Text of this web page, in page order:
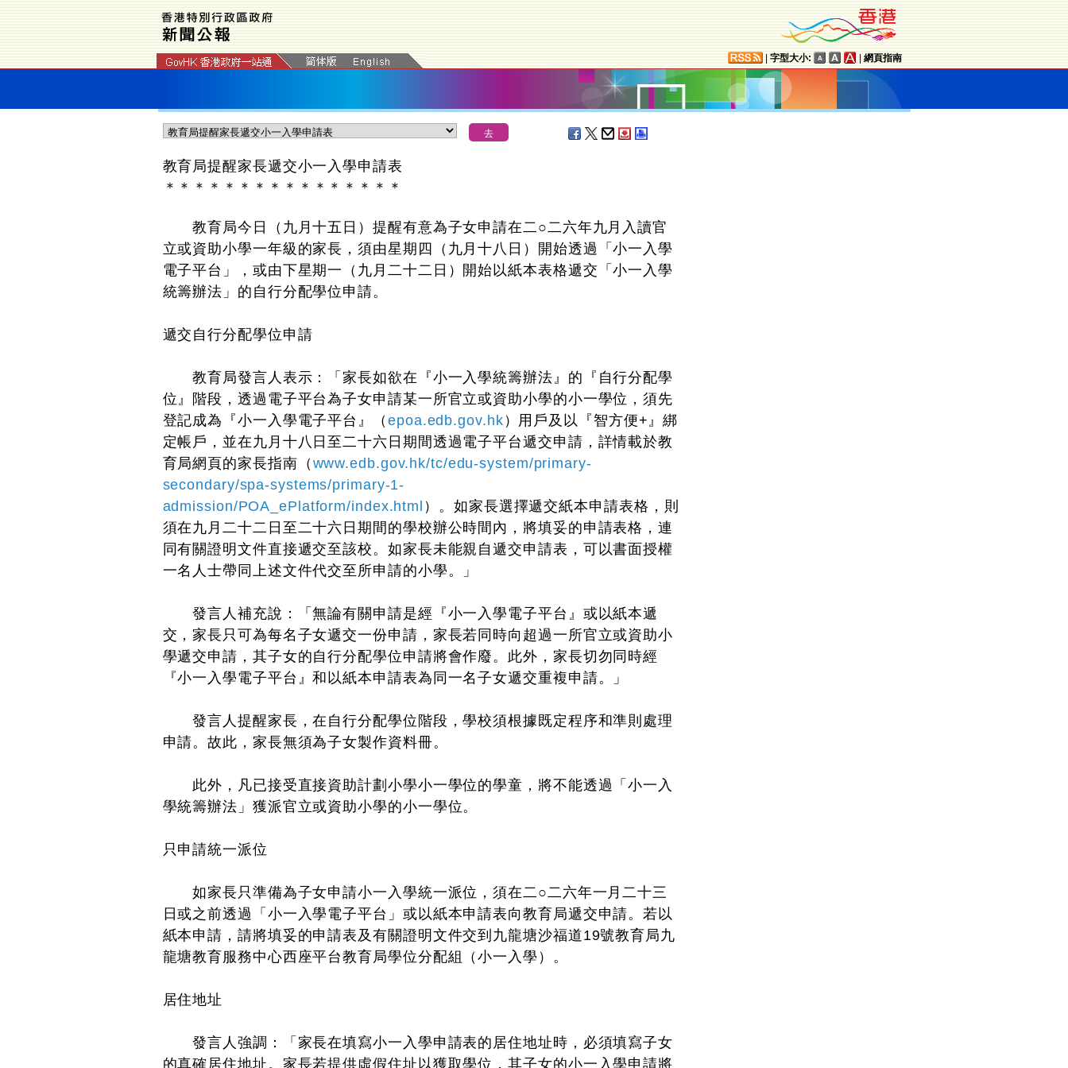
字型大小: 網頁指南
教育局提醒家長遞交小一入學申請表
＊ ＊ ＊ ＊ ＊ ＊ ＊ ＊ ＊ ＊ ＊ ＊ ＊ ＊ ＊ ＊
​教育局今日（九月十五日）提醒有意為子女申請在二○二六年九月入讀官
立或資助小學一年級的家長，須由星期四（九月十八日）開始透過「小一入學
電子平台」，或由下星期一（九月二十二日）開始以紙本表格遞交「小一入學
統籌辦法」的自行分配學位申請。
遞交自行分配學位申請
教育局發言人表示：「家長如欲在『小一入學統籌辦法』的『自行分配學
位』階段，透過電子平台為子女申請某一所官立或資助小學的小一學位，須先
登記成為『小一入學電子平台』（ epoa.edb.gov.hk ）用戶及以『智方便+』綁
定帳戶，並在九月十八日至二十六日期間透過電子平台遞交申請，詳情載於教
育局網頁的家長指南（ www.edb.gov.hk/tc/edu-system/primary-
secondary/spa-systems/primary-1-
admission/POA_ePlatform/index.html ）。如家長選擇遞交紙本申請表格，則
須在九月二十二日至二十六日期間的學校辦公時間內，將填妥的申請表格，連
同有關證明文件直接遞交至該校。如家長未能親自遞交申請表，可以書面授權
一名人士帶同上述文件代交至所申請的小學。」
發言人補充說：「無論有關申請是經『小一入學電子平台』或以紙本遞
交，家長只可為每名子女遞交一份申請，家長若同時向超過一所官立或資助小
學遞交申請，其子女的自行分配學位申請將會作廢。此外，家長切勿同時經
『小一入學電子平台』和以紙本申請表為同一名子女遞交重複申請。」
發言人提醒家長，在自行分配學位階段，學校須根據既定程序和準則處理
申請。故此，家長無須為子女製作資料冊。
此外，凡已接受直接資助計劃小學小一學位的學童，將不能透過「小一入
學統籌辦法」獲派官立或資助小學的小一學位。
只申請統一派位
如家長只準備為子女申請小一入學統一派位，須在二○二六年一月二十三
日或之前透過「小一入學電子平台」或以紙本申請表向教育局遞交申請。若以
紙本申請，請將填妥的申請表及有關證明文件交到九龍塘沙福道19號教育局九
龍塘教育服務中心西座平台教育局學位分配組（小一入學）。
居住地址
發言人強調：「家長在填寫小一入學申請表的居住地址時，必須填寫子女
的真確居住地址。家長若提供虛假住址以獲取學位，其子女的小一入學申請將